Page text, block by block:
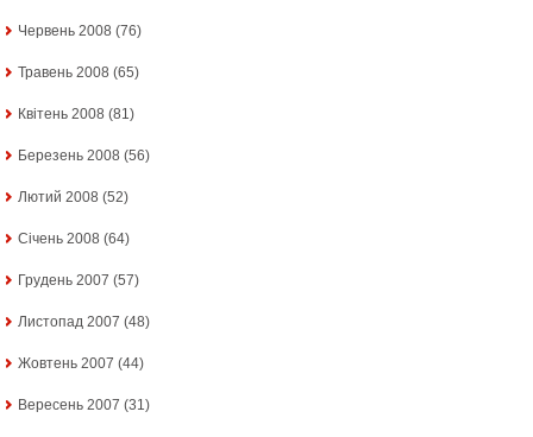
Червень 2008 (76)
Травень 2008 (65)
Квітень 2008 (81)
Березень 2008 (56)
Лютий 2008 (52)
Січень 2008 (64)
Грудень 2007 (57)
Листопад 2007 (48)
Жовтень 2007 (44)
Вересень 2007 (31)